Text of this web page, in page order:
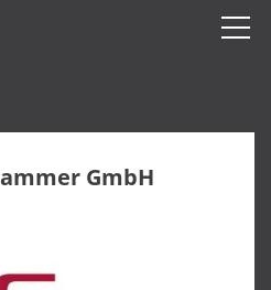
GmbH